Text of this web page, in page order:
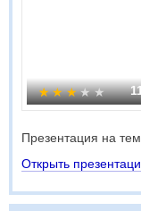
Презентация на
Открыть